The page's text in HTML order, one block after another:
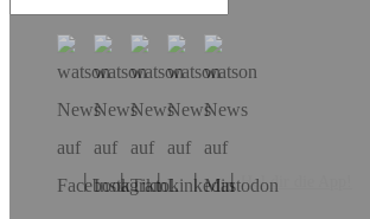
Hol dir die App!